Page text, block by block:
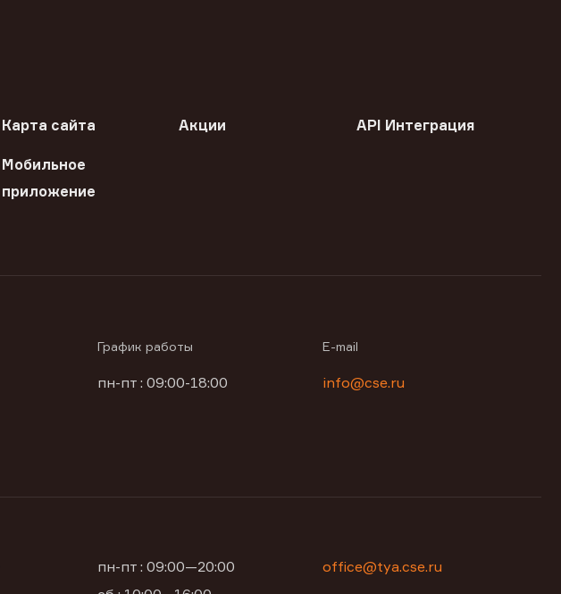
Карта сайта Акции API Интеграция
Мобильное
приложение
График работы
пн-пт : 09:00-18:00
E-mail
info@cse.ru
пн-пт : 09:00—20:00
office@tya.cse.ru